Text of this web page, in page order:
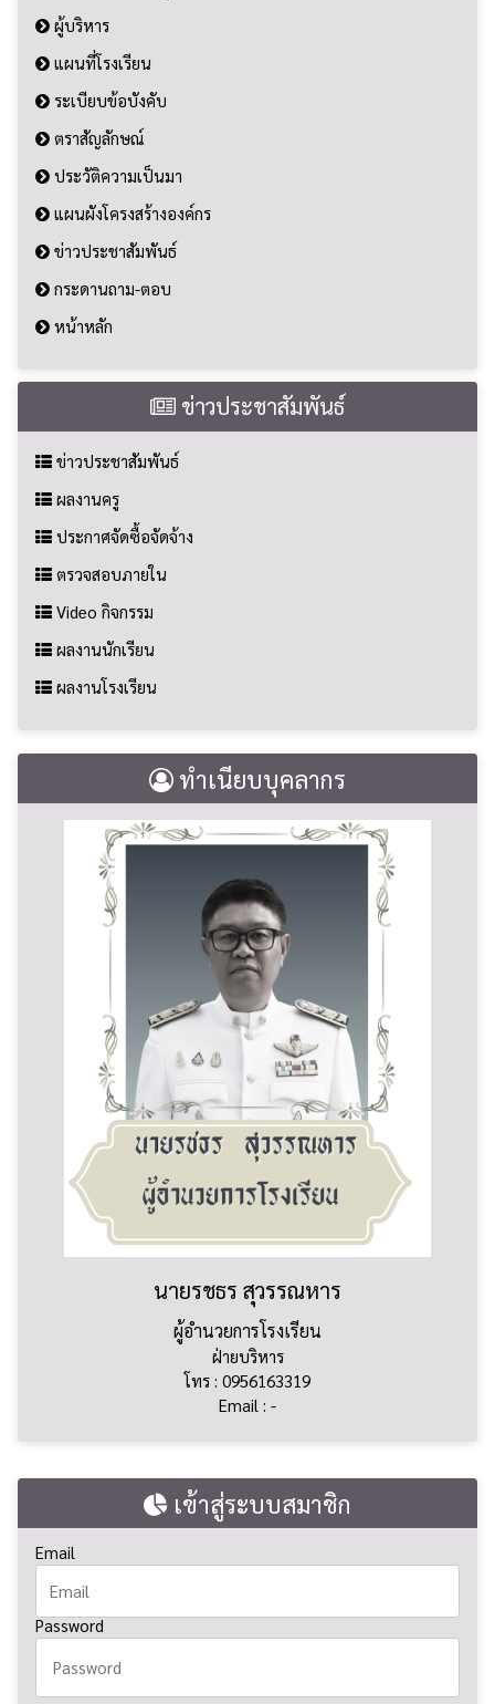
ผู้บริหาร
แผนที่โรงเรียน
ระเบียบข้อบังคับ
ตราสัญลักษณ์
ประวัติความเป็นมา
แผนผังโครงสร้างองค์กร
ข่าวประชาสัมพันธ์
กระดานถาม-ตอบ
หน้าหลัก
ข่าวประชาสัมพันธ์
ข่าวประชาสัมพันธ์
ผลงานครู
ประกาศจัดซื้อจัดจ้าง
ตรวจสอบภายใน
Video กิจกรรม
ผลงานนักเรียน
ผลงานโรงเรียน
ทำเนียบบุคลากร
นายรชธร สุวรรณหาร
ผู้อำนวยการโรงเรียน
ฝ่ายบริหาร
โทร : 0956163319
Email : -
เข้าสู่ระบบสมาชิก
Email
Password